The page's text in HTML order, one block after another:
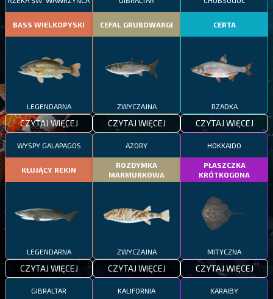
BASS WIELKOPYSKI
LEGENDARNA
CZYTAJ WIĘCEJ
CEFAL GRUBOWARGI
ZWYCZAJNA
CZYTAJ WIĘCEJ
CERTA
RZADKA
CZYTAJ WIĘCEJ
WYSPY GALAPAGOS
KŁUJĄCY REKIN
LEGENDARNA
CZYTAJ WIĘCEJ
AZORY
ROZDYMKA
MARMURKOWA
ZWYCZAJNA
CZYTAJ WIĘCEJ
HOKKAIDO
PŁASZCZKA
KRÓTKOGONA
MITYCZNA
CZYTAJ WIĘCEJ
GIBRALTAR KALIFORNIA KARAIBY